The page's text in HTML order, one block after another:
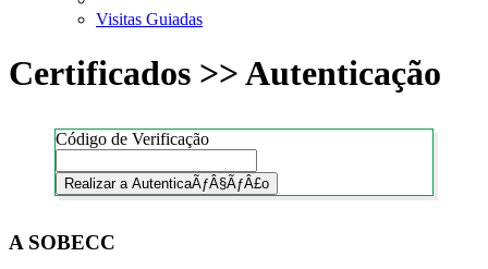
Visitas Guiadas
Certificados >> Autenticação
Código de Verificação
Realizar a AutenticaÃƒÂ§ÃƒÂ£o
A SOBECC